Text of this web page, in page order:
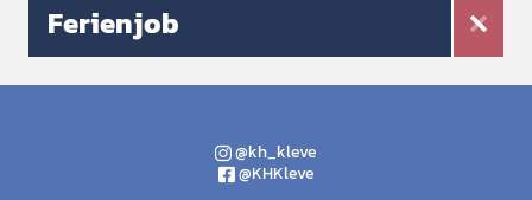
Ferienjob
@kh_kleve
@KHKleve